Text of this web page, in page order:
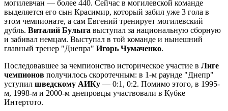
могилевчан — более 440. Сейчас в могилевской команде
выделяется его сын Красимир, который забил уже 3 гола в
этом чемпионате, а сам Евгений тренирует могилевский
дубль. Виталий Булыга выступал за национальную сборную
и забивал немцам. Выступал в той команде и нынешний
главный тренер "Днепра" Игорь Чумаченко.
Последовавшее за чемпионство историческое участие в Лиге
чемпионов получилось скоротечным: в 1-м раунде "Днепр"
уступил шведскому АИКу — 0:1, 0:2. Помимо этого, в 1995-
м, 1998-м и 2000-м днепровцы участвовали в Кубке
Интертото.